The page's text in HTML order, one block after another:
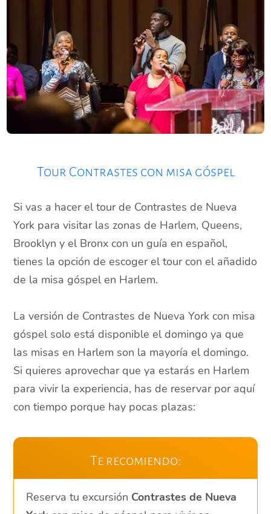
Tour Contrastes con misa góspel
Si vas a hacer el tour de Contrastes de Nueva
York para visitar las zonas de Harlem, Queens,
Brooklyn y el Bronx con un guía en español,
tienes la opción de escoger el tour con el añadido
de la misa góspel en Harlem.
La versión de Contrastes de Nueva York con misa
góspel solo está disponible el domingo ya que
las misas en Harlem son la mayoría el domingo.
Si quieres aprovechar que ya estarás en Harlem
para vivir la experiencia, has de reservar por aquí
con tiempo porque hay pocas plazas:
Te recomiendo:
Reserva tu excursión Contrastes de Nueva